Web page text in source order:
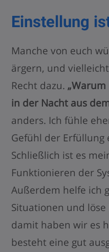
Einstellung
Manche von euch
ärgern, und
Recht dazu.
in der Nacht aus
anders. Ich fühle
Gefühl der Erfüllung
Schließlich ist es
Funktionieren der
Außerdem helfe ich
Situationen und
damit haben wir es
besteht eine gut